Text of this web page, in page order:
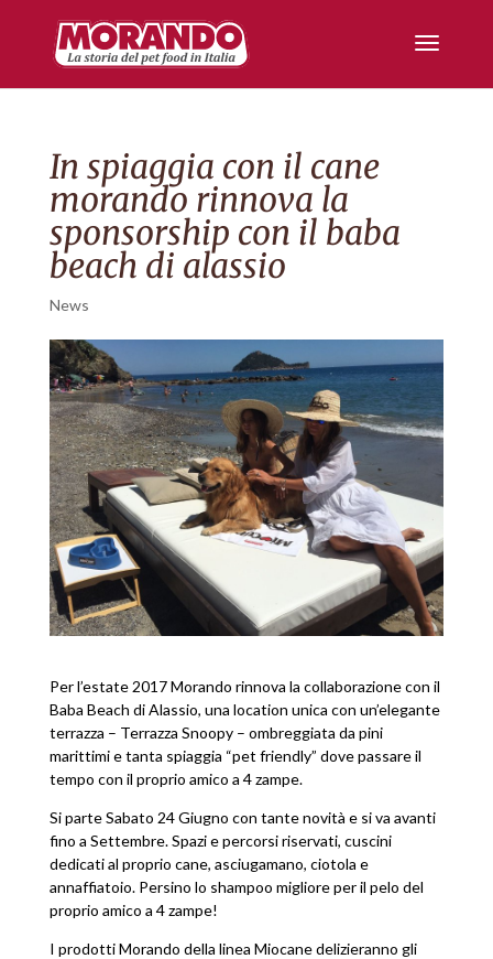
In spiaggia con il cane
morando rinnova la
sponsorship con il baba
beach di alassio
News
Per l’estate 2017 Morando rinnova la collaborazione con il
Baba Beach di Alassio, una location unica con un’elegante
terrazza – Terrazza Snoopy – ombreggiata da pini
marittimi e tanta spiaggia “pet friendly” dove passare il
tempo con il proprio amico a 4 zampe.
Si parte Sabato 24 Giugno con tante novità e si va avanti
fino a Settembre. Spazi e percorsi riservati, cuscini
dedicati al proprio cane, asciugamano, ciotola e
annaffiatoio. Persino lo shampoo migliore per il pelo del
proprio amico a 4 zampe!
I prodotti Morando della linea Miocane delizieranno gli